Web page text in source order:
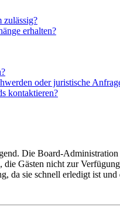
zulässig?
erhalten?
oder juristische
kontaktieren?
Die Board-Administration
Gästen nicht zur
da sie schnell erledigt ist